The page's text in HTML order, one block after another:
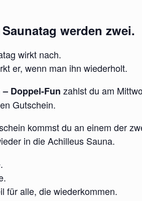
werden zwei.
wirkt nach.
er, wenn man ihn wiederholt.
Doppel-Fun zahlst du am
Gutschein.
kommst du an einem der
in die Achilleus Sauna.
für alle, die wiederkommen.